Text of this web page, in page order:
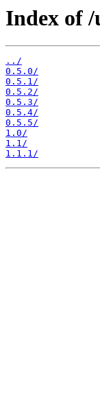
Index of
../
0.5.0/
0.5.1/
0.5.2/
0.5.3/
0.5.4/
0.5.5/
1.0/
1.1/
1.1.1/